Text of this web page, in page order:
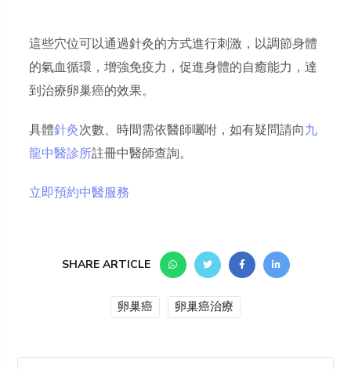
這些穴位可以通過針灸的方式進行刺激，以調節身體
的氣血循環，增強免疫力，促進身體的自癒能力，達
到治療卵巢癌的效果。
具體針灸次數、時間需依醫師囑咐，如有疑問請向九
龍中醫診所註冊中醫師查詢。
立即預約中醫服務
SHARE ARTICLE
卵巢癌 卵巢癌治療